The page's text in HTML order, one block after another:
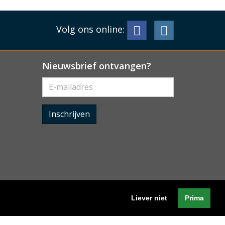
Liever niet Prima
Volg ons online:
Nieuwsbrief ontvangen?
Inschrijven
Privacyverklaring